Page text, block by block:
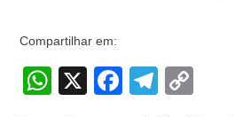
Compartilhar em:
W
X
F
T